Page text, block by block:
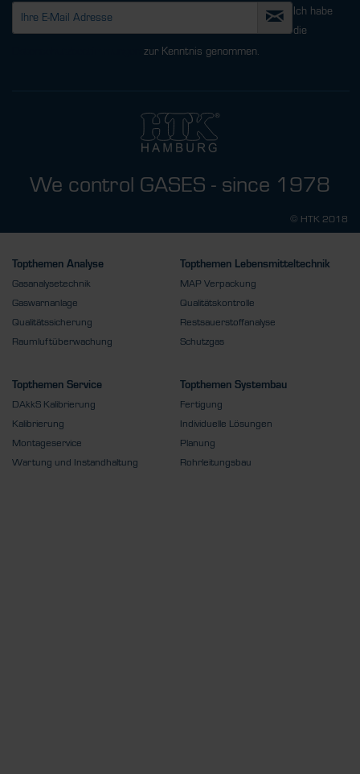
Ich habe
die
zur Kenntnis genommen.
We control GASES - since 1978
© HTK 2018
Topthemen Analyse
Gasanalysetechnik
Gaswarnanlage
Qualitätssicherung
Raumluftüberwachung
Topthemen Lebensmitteltechnik
MAP Verpackung
Qualitätskontrolle
Restsauerstoffanalyse
Schutzgas
Topthemen Service
DAkkS Kalibrierung
Kalibrierung
Montageservice
Wartung und Instandhaltung
Topthemen Systembau
Fertigung
Individuelle Lösungen
Planung
Rohrleitungsbau